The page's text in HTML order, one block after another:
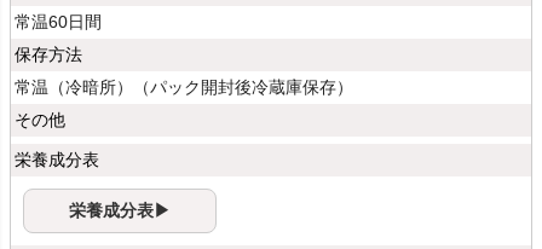
常温60日間
保存方法
常温（冷暗所）（パック開封後冷蔵庫保存）
その他
栄養成分表
栄養成分表▶